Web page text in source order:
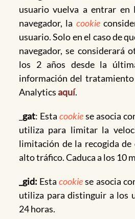
usuario vuelva a entrar
navegador, la cookie
usuario. Solo en el caso de
navegador, se considerará
los 2 años desde la
información del
Analyticsaquí.
gat: Esta cookiese asocia
utiliza para limitar la
limitación de la recogida
alto tráfico. Caduca a los 10
_gid: Estacookiese asocia
utiliza para distinguir a los
24 horas.